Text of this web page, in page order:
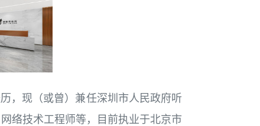
，现（或曾）兼任深圳市人民政府听
络技术工程师等，目前执业于北京市